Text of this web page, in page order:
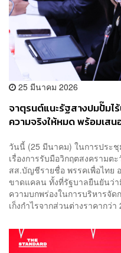
25 มีนาคม 2026
จาตุรนต์แนะรัฐสางปมปั๊ม
ความจริงให้หมด พร้อมเส
วันนี้ (25 มีนาคม) ในการประ
เรื่องการรับมือวิกฤตสงครามต
สส.บัญชีรายชื่อ พรรคเพื่อไทย
ขาดแคลน ทั้งที่รัฐบาลยืนยันว่
ความบกพร่องในการบริหารจัด
เก็งกำไรจากส่วนต่างราคากว่